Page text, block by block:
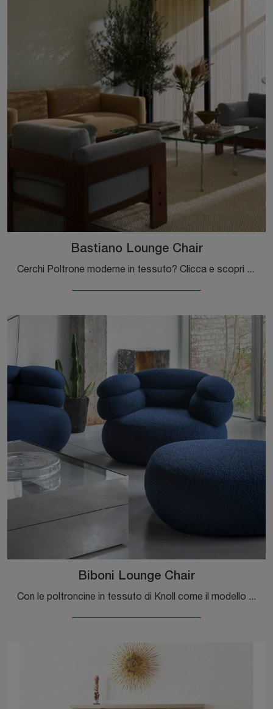
Bastiano Lounge Chair
Cerchi Poltrone moderne in tessuto? Clicca e scopri di più sul modello Bastiano Lounge Chair di Knoll.
Biboni Lounge Chair
Con le poltroncine in tessuto di Knoll come il modello Biboni Lounge Chair potrai ultimare il tuo progetto d'arredo.